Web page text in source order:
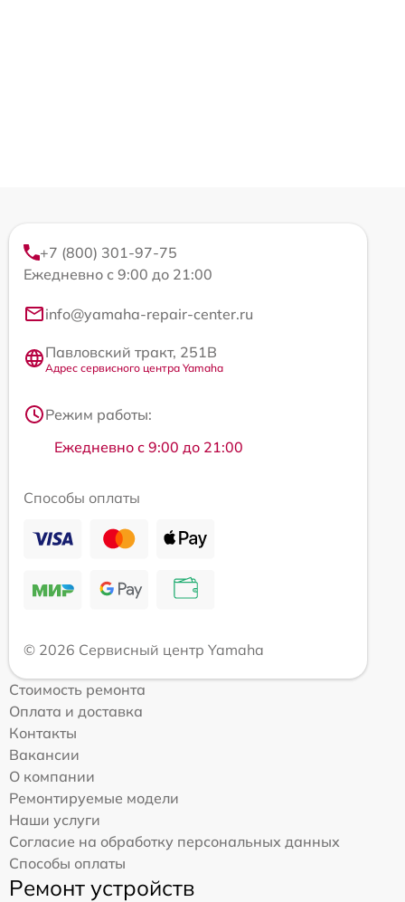
+7 (800) 301-97-75
Ежедневно с 9:00 до 21:00
info@yamaha-repair-center.ru
Павловский тракт, 251В
Адрес сервисного центра Yamaha
Режим работы:
Ежедневно с 9:00 до 21:00
Способы оплаты
© 2026 Сервисный центр Yamaha
Стоимость ремонта
Оплата и доставка
Контакты
Вакансии
О компании
Ремонтируемые модели
Наши услуги
Согласие на обработку персональных данных
Способы оплаты
Ремонт устройств